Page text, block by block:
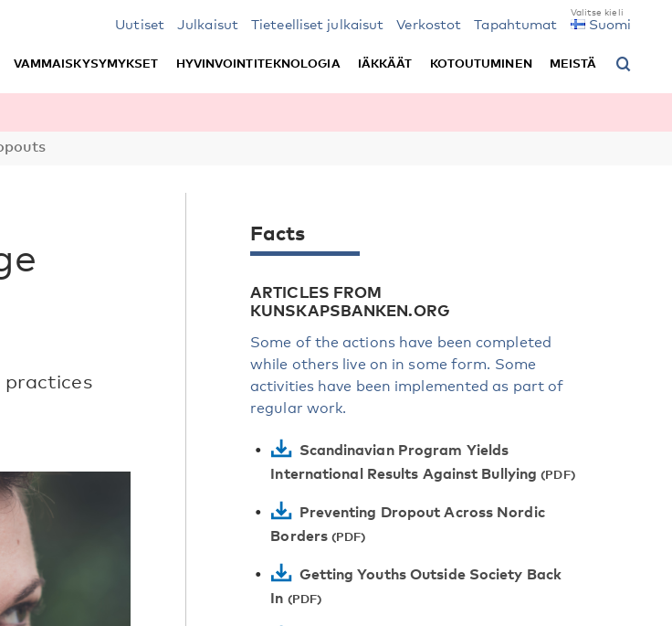
Uutiset Julkaisut Tieteelliset julkaisut Verkostot Tapahtumat Suomi
VAMMAISKYSYMYKSET HYVINVOINTITEKNOLOGIA IÄKKÄÄT KOTOUTUMINEN MEISTÄ
practices
Facts
ARTICLES FROM
KUNSKAPSBANKEN.ORG
Some of the actions have been completed
while others live on in some form. Some
activities have been implemented as part of
regular work.
Scandinavian Program Yields
International Results Against Bullying
Preventing Dropout Across Nordic
Borders
Getting Youths Outside Society Back
In